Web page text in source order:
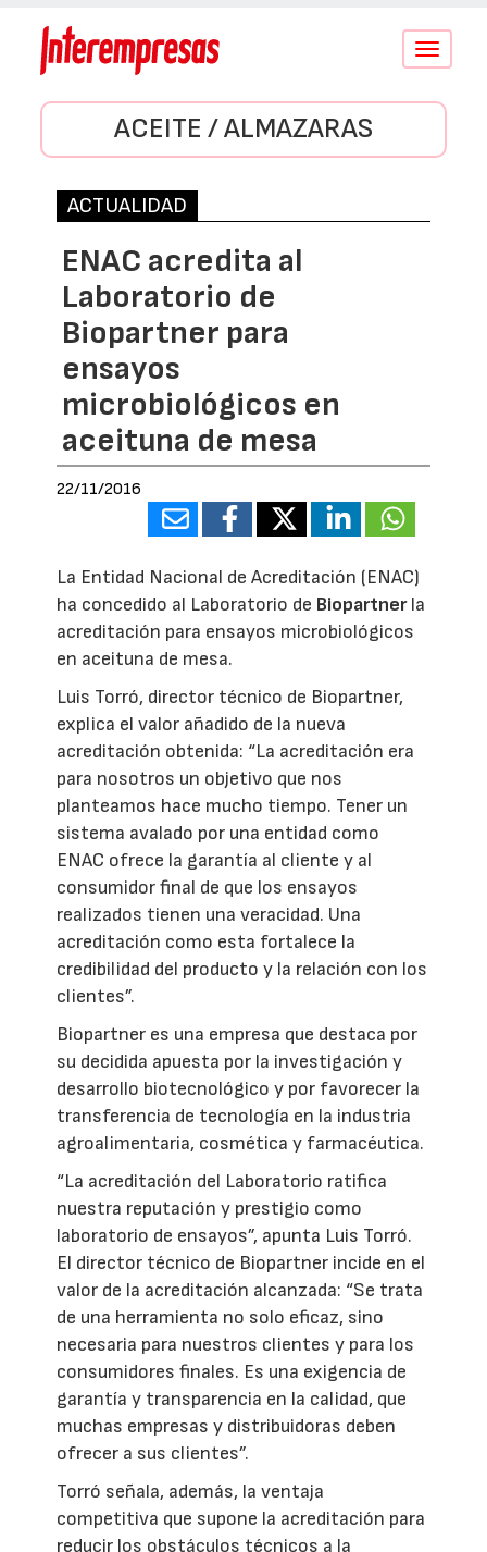
Conmutar
ACEITE / ALMAZARAS
ACTUALIDAD
ENAC acredita al
Laboratorio de
Biopartner para
ensayos
microbiológicos en
aceituna de mesa
22/11/2016
La Entidad Nacional de Acreditación (ENAC)
ha concedido al Laboratorio de Biopartnerla
acreditación para ensayos microbiológicos
en aceituna de mesa.
Luis Torró, director técnico de Biopartner,
explica el valor añadido de la nueva
acreditación obtenida: “La acreditación era
para nosotros un objetivo que nos
planteamos hace mucho tiempo. Tener un
sistema avalado por una entidad como
ENAC ofrece la garantía al cliente y al
consumidor final de que los ensayos
realizados tienen una veracidad. Una
acreditación como esta fortalece la
credibilidad del producto y la relación con los
clientes”.
Biopartner es una empresa que destaca por
su decidida apuesta por la investigación y
desarrollo biotecnológico y por favorecer la
transferencia de tecnología en la industria
agroalimentaria, cosmética y farmacéutica.
“La acreditación del Laboratorio ratifica
nuestra reputación y prestigio como
laboratorio de ensayos”, apunta Luis Torró.
El director técnico de Biopartner incide en el
valor de la acreditación alcanzada: “Se trata
de una herramienta no solo eficaz, sino
necesaria para nuestros clientes y para los
consumidores finales. Es una exigencia de
garantía y transparencia en la calidad, que
muchas empresas y distribuidoras deben
ofrecer a sus clientes”.
Torró señala, además, la ventaja
competitiva que supone la acreditación para
reducir los obstáculos técnicos a la